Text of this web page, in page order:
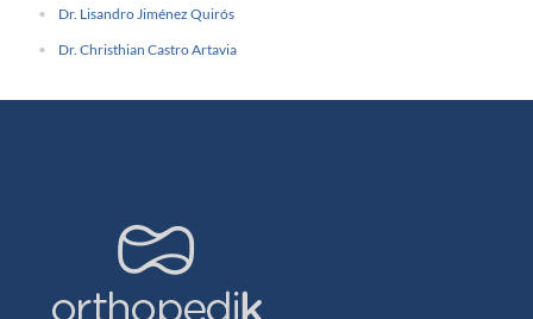
Dr. Lisandro Jiménez Quirós
Dr. Christhian Castro Artavia